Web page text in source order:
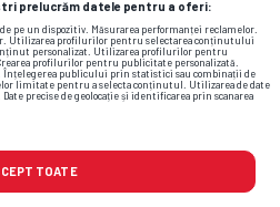
prelucrăm datele pentru a oferi:
pe un dispozitiv. Măsurarea performanței reclamelor.
Utilizarea profilurilor pentru selectarea conținutului
personalizat. Utilizarea profilurilor pentru
profilurilor pentru publicitate personalizată.
publicului prin statistici sau combinații de
limitate pentru a selecta conținutul. Utilizarea de date
precise de geolocație și identificarea prin scanarea
TOATE